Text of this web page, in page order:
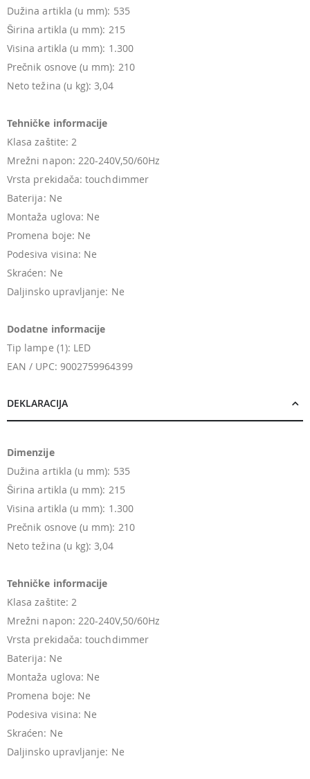
Dužina artikla (u mm): 535
Širina artikla (u mm): 215
Visina artikla (u mm): 1.300
Prečnik osnove (u mm): 210
Neto težina (u kg): 3,04
Tehničke informacije
Klasa zaštite: 2
Mrežni napon: 220-240V,50/60Hz
Vrsta prekidača: touchdimmer
Baterija: Ne
Montaža uglova: Ne
Promena boje: Ne
Podesiva visina: Ne
Skraćen: Ne
Daljinsko upravljanje: Ne
Dodatne informacije
Tip lampe (1): LED
EAN / UPC: 9002759964399
DEKLARACIJA
Dimenzije
Dužina artikla (u mm): 535
Širina artikla (u mm): 215
Visina artikla (u mm): 1.300
Prečnik osnove (u mm): 210
Neto težina (u kg): 3,04
Tehničke informacije
Klasa zaštite: 2
Mrežni napon: 220-240V,50/60Hz
Vrsta prekidača: touchdimmer
Baterija: Ne
Montaža uglova: Ne
Promena boje: Ne
Podesiva visina: Ne
Skraćen: Ne
Daljinsko upravljanje: Ne